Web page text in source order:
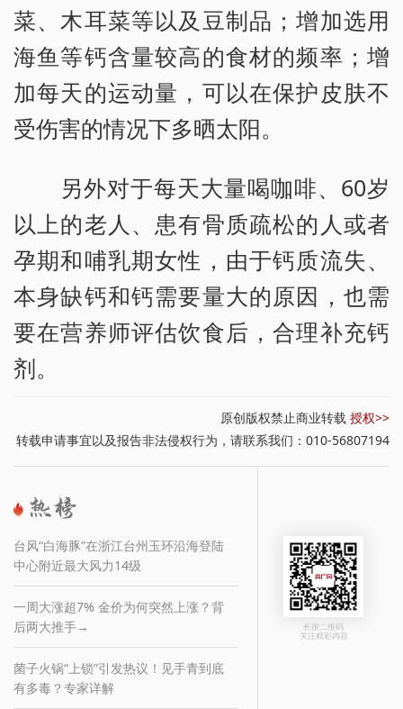
菜、木耳菜等以及豆制品；增加选用
海鱼等钙含量较高的食材的频率；增
加每天的运动量，可以在保护皮肤不
受伤害的情况下多晒太阳。
另外对于每天大量喝咖啡、60岁
以上的老人、患有骨质疏松的人或者
孕期和哺乳期女性，由于钙质流失、
本身缺钙和钙需要量大的原因，也需
要在营养师评估饮食后，合理补充钙
剂。
原创版权禁止商业转载 授权>>
转载申请事宜以及报告非法侵权行为，请联系我们：010-56807194
台风“白海豚”在浙江台州玉环沿海登陆
中心附近最大风力14级
一周大涨超7% 金价为何突然上涨？背
后两大推手→
菌子火锅“上锁”引发热议！见手青到底
有多毒？专家详解
长按二维码
关注精彩内容